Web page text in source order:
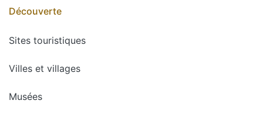
Découverte
Sites touristiques
Villes et villages
Musées